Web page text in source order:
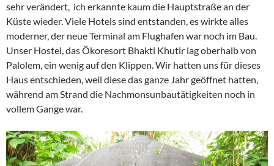
sehr verändert, ich erkannte kaum die Hauptstraße an der
Küste wieder. Viele Hotels sind entstanden, es wirkte alles
moderner, der neue Terminal am Flughafen war noch im Bau.
Unser Hostel, das Ökoresort Bhakti Khutir lag oberhalb von
Palolem, ein wenig auf den Klippen. Wir hatten uns für dieses
Haus entschieden, weil diese das ganze Jahr geöffnet hatten,
während am Strand die Nachmonsunbautätigkeiten noch in
vollem Gange war.